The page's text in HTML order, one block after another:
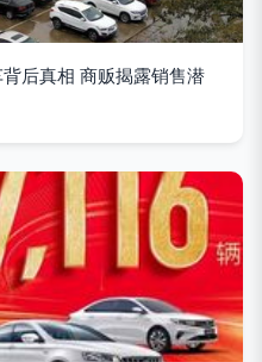
后真相 商贩揭露销售潜